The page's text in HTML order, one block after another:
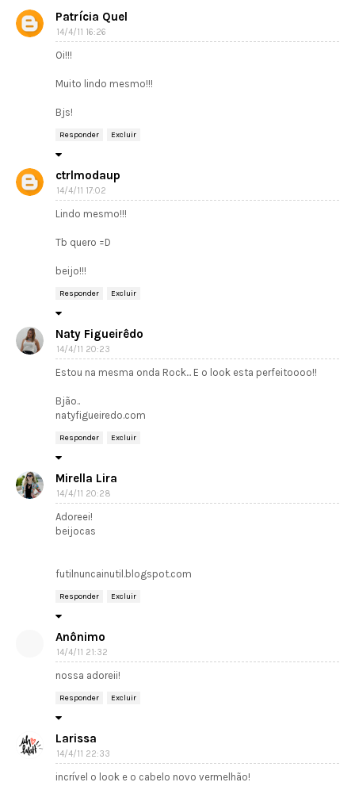
Patrícia Quel
14/4/11 16:26
Oi!!!
Muito lindo mesmo!!!
Bjs!
Responder Excluir
ctrlmodaup
14/4/11 17:02
Lindo mesmo!!!
Tb quero =D
beijo!!!
Responder Excluir
Naty Figueirêdo
14/4/11 20:23
Estou na mesma onda Rock... E o look esta perfeitoooo!!
Bjão..
natyfigueiredo.com
Responder Excluir
Mirella Lira
14/4/11 20:28
Adoreei!
beijocas
futilnuncainutil.blogspot.com
Responder Excluir
Anônimo
14/4/11 21:32
nossa adoreii!
Responder Excluir
Larissa
14/4/11 22:33
incrível o look e o cabelo novo vermelhão!